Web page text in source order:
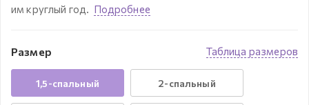
им круглый год. Подробнее
Таблица размеров
Размер
1,5-спальный 2-спальный